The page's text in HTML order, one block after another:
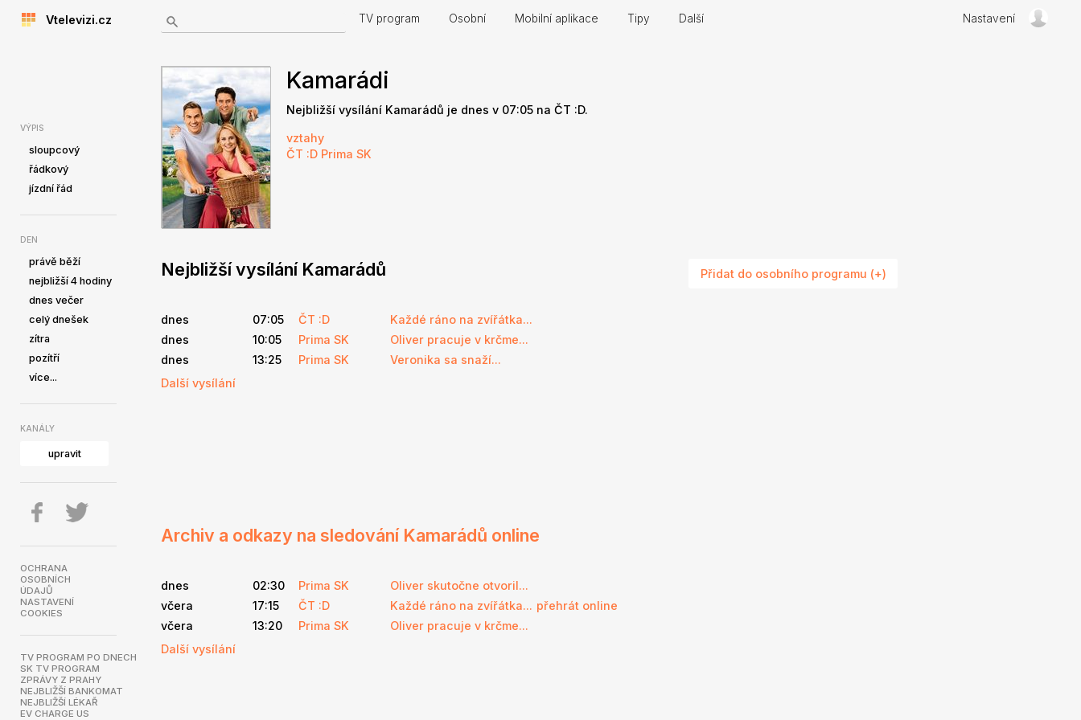
Vtelevizi.cz TV program Osobní Mobilní aplikace Tipy Další Nastavení
VÝPIS
sloupcový
řádkový
jízdní řád
DEN
právě běží
nejbližší 4 hodiny
dnes večer
celý dnešek
zítra
pozítří
více...
KANÁLY
upravit
OCHRANA
OSOBNÍCH
ÚDAJŮ
NASTAVENÍ
COOKIES
TV PROGRAM PO DNECH
SK TV PROGRAM
ZPRÁVY Z PRAHY
NEJBLIŽŠÍ BANKOMAT
NEJBLIŽŠÍ LÉKAŘ
EV CHARGE US
Kamarádi
Nejbližší vysílání Kamarádů je dnes v 07:05 na ČT :D.
vztahy
ČT :D Prima SK
Nejbližší vysílání Kamarádů
dnes 07:05 ČT :D
Každé ráno na zvířátka...
dnes
10:05 Prima SK
Oliver pracuje v krčme...
dnes
13:25 Prima SK
Veronika sa snaží...
Další vysílání
Archiv a odkazy na sledování Kamarádů online
dnes 02:30 Prima SK
Oliver skutočne otvoril...
včera
17:15 ČT :D Každé ráno na zvířátka... přehrát online
včera
13:20 Prima SK
Oliver pracuje v krčme...
Další vysílání
Přidat do osobního programu (+)